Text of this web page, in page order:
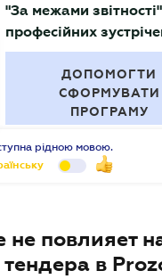
RU
"За межами
професійних
ДОПОМОГТИ
СФОРМУВАТИ
ПРОГРАМУ
рідною мовою.
повлияет
в